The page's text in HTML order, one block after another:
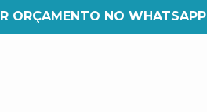
ORÇAMENTO NO WHATSAPP